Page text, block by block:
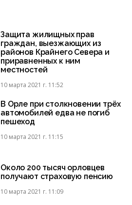
Защита жилищных прав
граждан, выезжающих из
районов Крайнего Севера и
приравненных к ним
местностей
10 марта 2021 г. 11:52
В Орле при столкновении трёх
автомобилей едва не погиб
пешеход
10 марта 2021 г. 11:15
Около 200 тысяч орловцев
получают страховую пенсию
10 марта 2021 г. 11:09